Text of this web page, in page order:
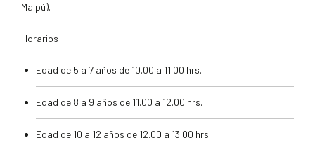
Maipú).
Horarios:
Edad de 5 a 7 años de 10.00 a 11.00 hrs.
Edad de 8 a 9 años de 11.00 a 12.00 hrs.
Edad de 10 a 12 años de 12.00 a 13.00 hrs.